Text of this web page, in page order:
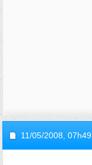
11/05/2008, 07h49